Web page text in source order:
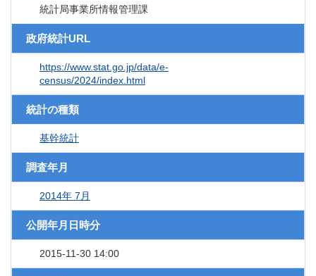
統計局事業所情報管理課
政府統計URL
https://www.stat.go.jp/data/e-
census/2024/index.html
統計の種類
基幹統計
調査年月
2014年 7月
公開年月日時分
2015-11-30 14:00